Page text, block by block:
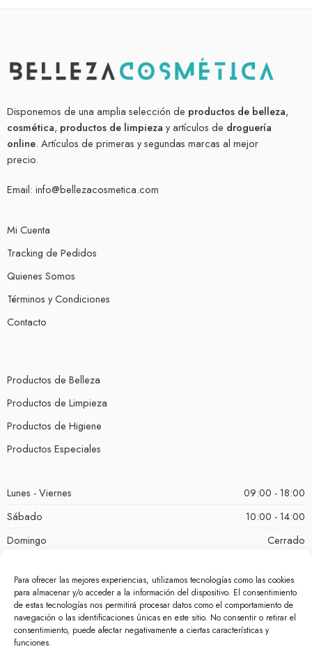
Para ofrecer las mejores experiencias, utilizamos tecnologías como las cookies
para almacenar y/o acceder a la información del dispositivo. El consentimiento
de estas tecnologías nos permitirá procesar datos como el comportamiento de
navegación o las identificaciones únicas en este sitio. No consentir o retirar el
consentimiento, puede afectar negativamente a ciertas características y
funciones.
Disponemos de una amplia selección de productos de belleza,
cosmética, productos de limpieza y artículos de droguería
online. Artículos de primeras y segundas marcas al mejor
precio.
Email: info@bellezacosmetica.com
Mi Cuenta
Tracking de Pedidos
Quienes Somos
Términos y Condiciones
Contacto
Productos de Belleza
Productos de Limpieza
Productos de Higiene
Productos Especiales
Lunes - Viernes
09:00 - 18:00
Sábado
10:00 - 14:00
Domingo
Cerrado